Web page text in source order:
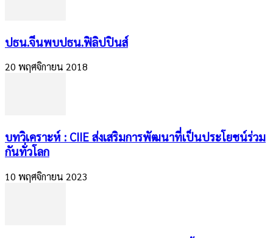
ปธน.จีนพบปธน.ฟิลิปปินส์
20 พฤศจิกายน 2018
บทวิเคราะห์ : CIIE ส่งเสริมการพัฒนาที่เป็นประโยชน์ร่วม
กันทั่วโลก
10 พฤศจิกายน 2023